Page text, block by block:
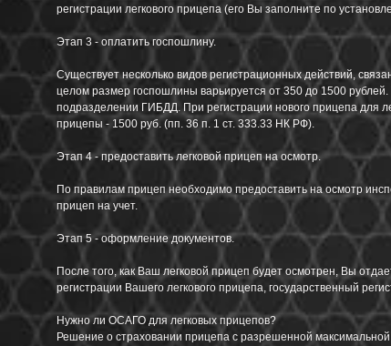
регистрации легкового прицепа (его Вы заполните по
Этап 3 - оплатить госпошлину.
Существует несколько видов регистрационных действий,
целом размер госпошлины варьируется от 350 до 1500
подразделении ГИБДД. При регистрации нового прицепа для
прицепы - 1500 руб. (пп. 36 п. 1 ст. 333.33 НК РФ).
Этап 4 - предоставить легковой прицеп на осмотр.
По правилам прицеп необходимо предоставить на осмотр
прицеп на учет.
Этап 5 - оформление документов.
После того, как Ваш легковой прицеп будет осмотрен, Вы
регистрации Вашего легкового прицепа, государственный
Нужно ли ОСАГО для легковых прицепов?
Решение о страховании прицепа с разрешенной